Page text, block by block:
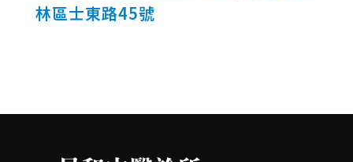
林區士東路45號